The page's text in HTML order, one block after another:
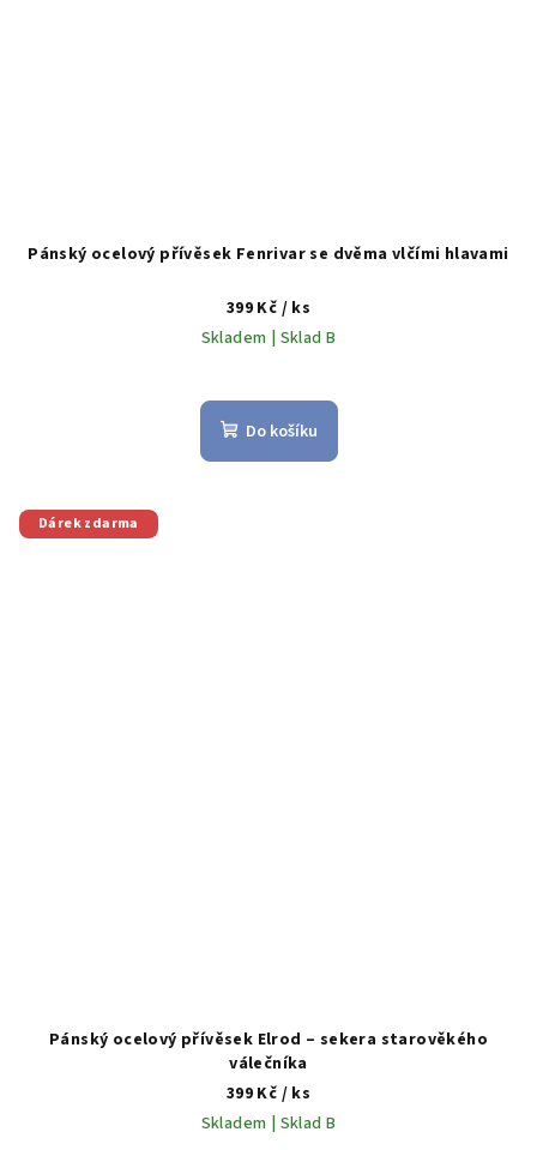
Pánský ocelový přívěsek Fenrivar se dvěma vlčími hlavami
399 Kč / ks
Skladem | Sklad B
Do košíku
Dárek zdarma
Pánský ocelový přívěsek Elrod – sekera starověkého
válečníka
399 Kč / ks
Skladem | Sklad B